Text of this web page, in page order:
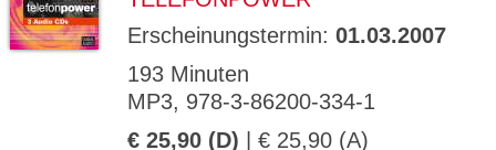
Erscheinungstermin: 01.03.2007
193 Minuten
MP3, 978-3-86200-334-1
€ 25,90 (D) | € 25,90 (A)